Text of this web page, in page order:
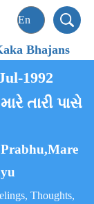
Bhajans
1992
તારી પાસે
Thoughts,